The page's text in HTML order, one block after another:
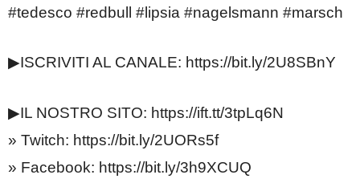
#tedesco #redbull #lipsia #nagelsmann #marsch
▶ISCRIVITI AL CANALE: https://bit.ly/2U8SBnY
▶IL NOSTRO SITO: https://ift.tt/3tpLq6N
» Twitch: https://bit.ly/2UORs5f
» Facebook: https://bit.ly/3h9XCUQ